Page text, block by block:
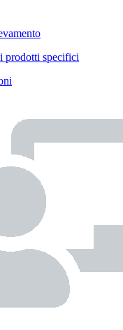
prodotti specifici